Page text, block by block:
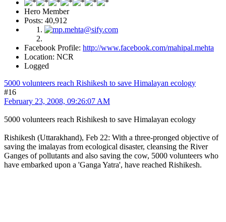
Hero Member
Posts: 40,912
Facebook Profile: http://www.facebook.com/mahipal.mehta
Location: NCR
Logged
5000 volunteers reach Rishikesh to save Himalayan ecology
#16
February 23, 2008, 09:26:07 AM
5000 volunteers reach Rishikesh to save Himalayan ecology
Rishikesh (Uttarakhand), Feb 22: With a three-pronged objective of
saving the imalayas from ecological disaster, cleansing the River
Ganges of pollutants and also saving the cow, 5000 volunteers who
have embarked upon a 'Ganga Yatra', have reached Rishikesh.